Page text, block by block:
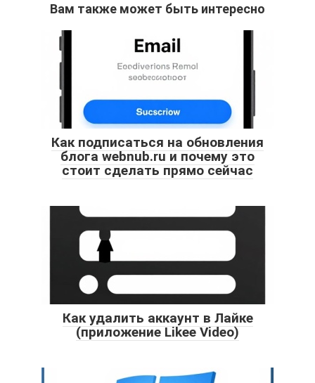
Вам также может быть интересно
Как подписаться на обновления
блога webnub.ru и почему это
стоит сделать прямо сейчас
Как удалить аккаунт в Лайке
(приложение Likee Video)